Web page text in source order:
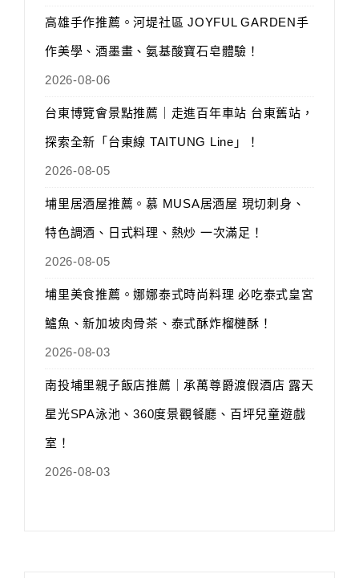
高雄手作推薦。河堤社區 JOYFUL GARDEN手
作美學、酒墨畫、氨基酸寶石皂體驗！
2026-08-06
台東博覽會景點推薦｜走進百年車站 台東舊站，
探索全新「台東線 TAITUNG Line」！
2026-08-05
埔里居酒屋推薦。慕 MUSA居酒屋 現切刺身、
特色調酒、日式料理、熱炒 一次滿足！
2026-08-05
埔里美食推薦。娜娜泰式時尚料理 必吃泰式皇宮
鱸魚、新加坡肉骨茶、泰式酥炸榴槤酥！
2026-08-03
南投埔里親子飯店推薦｜承萬尊爵渡假酒店 露天
星光SPA泳池、360度景觀餐廳、百坪兒童遊戲
室！
2026-08-03